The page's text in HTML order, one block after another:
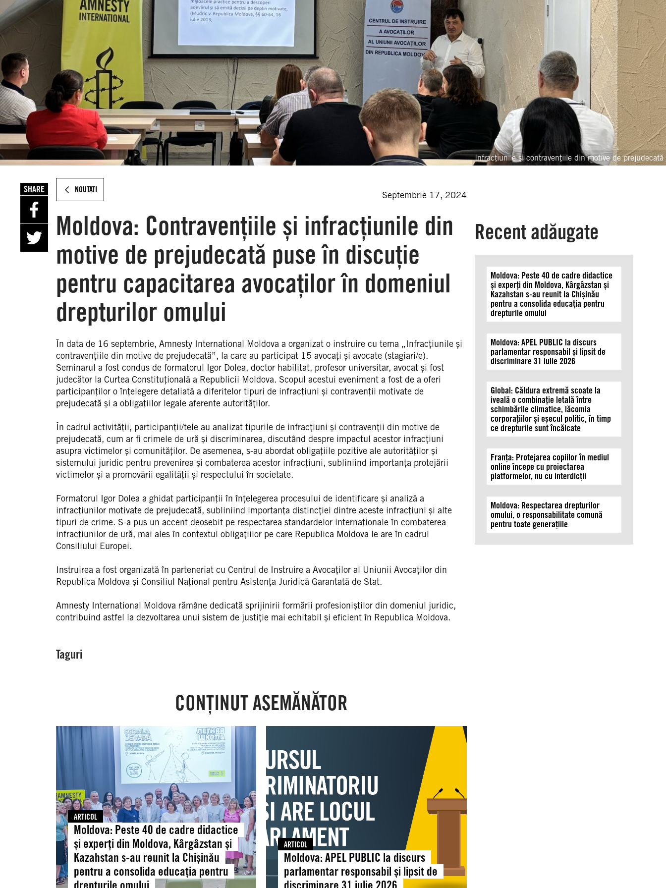
Infracțiunile și contravențiile din motive de prejudecată
NOUTATI
Septembrie 17, 2024
Moldova: Contravențiile și infracțiunile din
motive de prejudecată puse în discuție
pentru capacitarea avocaților în domeniul
drepturilor omului
În data de 16 septembrie, Amnesty International Moldova a organizat o instruire cu tema „Infracțiunile și
contravențiile din motive de prejudecată”, la care au participat 15 avocați și avocate (stagiari/e).
Seminarul a fost condus de formatorul Igor Dolea, doctor habilitat, profesor universitar, avocat și fost
judecător la Curtea Constituțională a Republicii Moldova. Scopul acestui eveniment a fost de a oferi
participanților o înțelegere detaliată a diferitelor tipuri de infracțiuni și contravenții motivate de
prejudecată și a obligațiilor legale aferente autorităților.
În cadrul activității, participanții/tele au analizat tipurile de infracțiuni și contravenții din motive de
prejudecată, cum ar fi crimele de ură și discriminarea, discutând despre impactul acestor infracțiuni
asupra victimelor și comunităților. De asemenea, s-au abordat obligațiile pozitive ale autorităților și
sistemului juridic pentru prevenirea și combaterea acestor infracțiuni, subliniind importanța protejării
victimelor și a promovării egalității și respectului în societate.
Formatorul Igor Dolea a ghidat participanții în înțelegerea procesului de identificare și analiză a
infracțiunilor motivate de prejudecată, subliniind importanța distincției dintre aceste infracțiuni și alte
tipuri de crime. S-a pus un accent deosebit pe respectarea standardelor internaționale în combaterea
infracțiunilor de ură, mai ales în contextul obligațiilor pe care Republica Moldova le are în cadrul
Consiliului Europei.
Instruirea a fost organizată în parteneriat cu Centrul de Instruire a Avocaților al Uniunii Avocaților din
Republica Moldova și Consiliul Național pentru Asistența Juridică Garantată de Stat.
Amnesty International Moldova rămâne dedicată sprijinirii formării profesioniștilor din domeniul juridic,
contribuind astfel la dezvoltarea unui sistem de justiție mai echitabil și eficient în Republica Moldova.
Taguri
CONȚINUT ASEMĂNĂTOR
Moldova:
Peste
didactice
și
experți
din
Moldova,
Kârgâzstan
și
Kazahstan
ARTICOL
Moldova: Peste 40 de cadre didactice
și experți din Moldova, Kârgâzstan și
Kazahstan s-au reunit la Chișinău
pentru a consolida educația pentru
PUBLIC
la
discurs
parlamentar
responsabil
și
lipsit
de
discriminare
iulie
ARTICOL
Moldova: APEL PUBLIC la discurs
parlamentar responsabil și lipsit de
SHARE
Recent adăugate
Moldova: Peste 40 de cadre didactice
și experți din Moldova, Kârgâzstan și
Kazahstan s-au reunit la Chișinău
pentru a consolida educația pentru
drepturile omului
Moldova: APEL PUBLIC la discurs
parlamentar responsabil și lipsit de
discriminare 31 iulie 2026
Global: Căldura extremă scoate la
iveală o combinație letală între
schimbările climatice, lăcomia
corporațiilor și eșecul politic, în timp
ce drepturile sunt încălcate
Franța: Protejarea copiilor în mediul
online începe cu proiectarea
platformelor, nu cu interdicții
Moldova: Respectarea drepturilor
omului, o responsabilitate comună
pentru toate generațiile